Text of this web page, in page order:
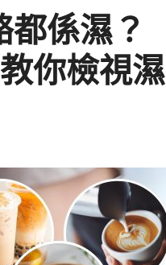
係濕？
你檢視濕